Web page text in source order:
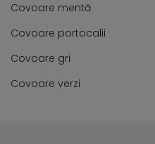
Covoare mentă
Covoare portocalii
Covoare gri
Covoare verzi